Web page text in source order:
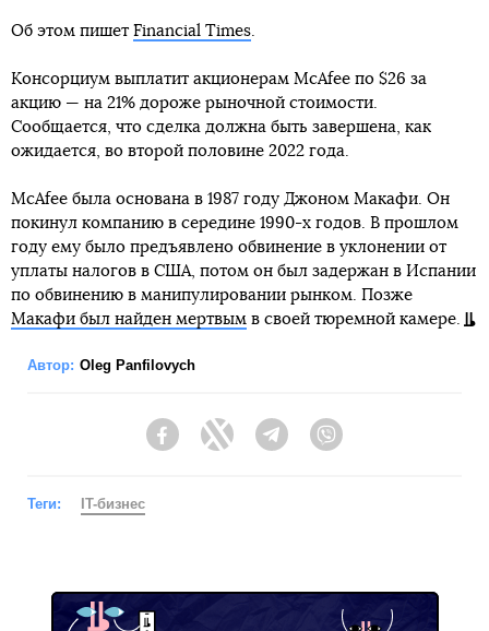
Об этом пишет Financial Times.
Консорциум выплатит акционерам McAfee по $26 за
акцию — на 21% дороже рыночной стоимости.
Сообщается, что сделка должна быть завершена, как
ожидается, во второй половине 2022 года.
McAfee была основана в 1987 году Джоном Макафи. Он
покинул компанию в середине 1990-х годов. В прошлом
году ему было предъявлено обвинение в уклонении от
уплаты налогов в США, потом он был задержан в Испании
по обвинению в манипулировании рынком. Позже
Макафи был найден мертвым в своей тюремной камере.
Автор: Oleg Panfilovych
FacebookTwitter Telegram
Теги: IT-бизнес